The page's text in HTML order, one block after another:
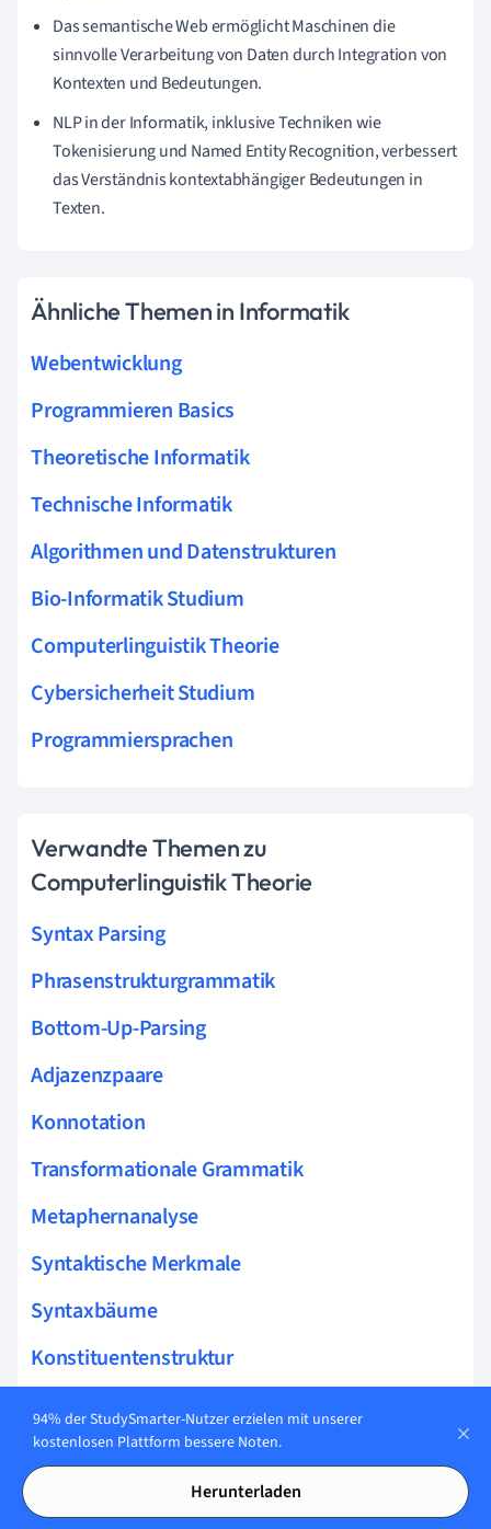
Das semantische Web ermöglicht Maschinen die
sinnvolle Verarbeitung von Daten durch Integration von
Kontexten und Bedeutungen.
NLP in der Informatik, inklusive Techniken wie
Tokenisierung und Named Entity Recognition, verbessert
das Verständnis kontextabhängiger Bedeutungen in
Texten.
Ähnliche Themen in Informatik
Webentwicklung
Programmieren Basics
Theoretische Informatik
Technische Informatik
Algorithmen und Datenstrukturen
Bio-Informatik Studium
Computerlinguistik Theorie
Cybersicherheit Studium
Programmiersprachen
Verwandte Themen zu
Computerlinguistik Theorie
Syntax Parsing
Phrasenstrukturgrammatik
Bottom-Up-Parsing
Adjazenzpaare
Konnotation
Transformationale Grammatik
Metaphernanalyse
Syntaktische Merkmale
Syntaxbäume
Konstituentenstruktur
Semantische Analyse
Kontextsensitivität
94% der StudySmarter-Nutzer erzielen mit unserer
kostenlosen Plattform bessere Noten.
Herunterladen